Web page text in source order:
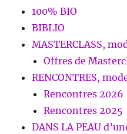
100% BIO
BIBLIO
MASTERCLASS,
Offres de
RENCONTRES,
Rencontres 2026
Rencontres 2025
DANS LA PEAU